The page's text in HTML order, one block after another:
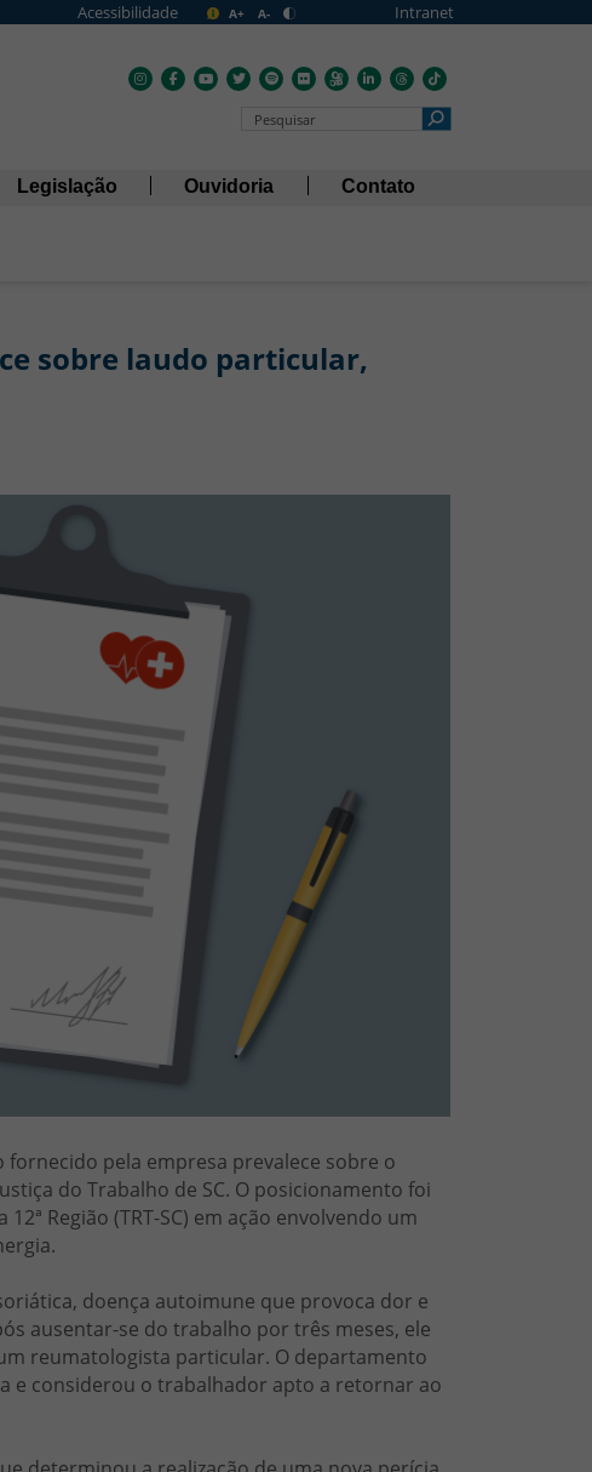
Acessibilidade A+ A- Intranet
Pesquisar no Portal
Legislação Ouvidoria Contato
sobre laudo particular,
pela empresa prevalece sobre o
do Trabalho de SC. O posicionamento foi
Região (TRT-SC) em ação envolvendo um
doença autoimune que provoca dor e
ausentar-se do trabalho por três meses, ele
reumatologista particular. O departamento
e considerou o trabalhador apto a retornar ao